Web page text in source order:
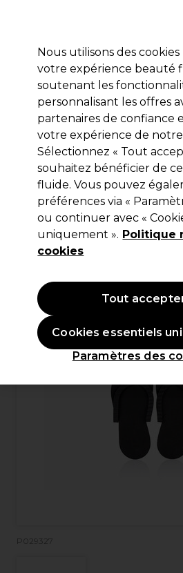
Marques Bons plans Coiffure
Livraison et
lire la suite
ASP
ASP Chaussons
Pédicure 12pcs
(0)
9,29 €Hors TVA
P029327
Nous utilisons des
votre expérience beauté
soutenant les
personnalisant les offres
partenaires de confiance
votre expérience de
Sélectionnez « Tout
souhaitez bénéficier de
fluide. Vous pouvez
préférences via «
ou continuer avec «
uniquement ». Politique
cookies
Paramètres des
Cookies essentiels
Tout